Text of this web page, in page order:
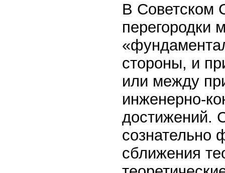
В Советском
перегородки
стороны, и
или между
инженерно-
достижений.
сознательно
сближения